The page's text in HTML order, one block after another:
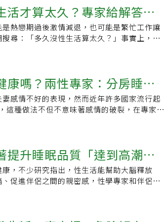
間的溫度。
釋放著各種訊息，如果你專心望著另一半幾
，會開始去思考平常沒有注意到對方的事
滴滴。兩人對視的時間要多久其實不需要糾
上這些練習，有時自尊心會讓我們不願意做
道訓練球幫助恢復私密處彈性。如果真的不
查一下私密處外部的狀況，顏色看起來如
天照鏡子看自己的臉一樣。投資美滿性生活
歲，還是能持續享受性愛的美好，重點不在於
沒有難忘的性體驗，但妳怎麼知道未來不會
性愛？這就跟肌肉訓練一樣，擁有理想的體
徑，而是日常堅持練習。保養私密處除了能維
循環有關，下半身肌肉無力通常代表髖關節的
況並進行護理不只是為了性，更是健康生活
逐漸不是負擔，而是讓夫妻倆彼此更親密、
使得兩人自然萌生下一次性愛的念頭，日常
享受性愛之後，Gibbons對於自己的身體不
遮住肚子或大腿的贅肉，六個月後，她終於
和丈夫每天做愛了，並不是因為厭倦，而是
健康穩定，不過那一年每日性愛的經驗與能
漸找到生活與性愛的步調，並了解性生活是
們是親密的伴侶，而不僅僅是負責養育孩子的
，也不會有任何一方感到生氣或不安，因為他
妻子、更好的母親、更好的女人，她也強
順遂的保證，而是當離婚或出軌等事件發生
持自信心。
係的困擾。幹雄20年來把大部分時間都投入
強調夫妻共同分擔，但幹雄認為以前風氣一
為妻子不滿的根源。幹雄承認，隨著孩子成
但既然孩子們已經獨立，現在正好能和妻子
夫碰她直到今年春季某天，幹雄聚餐後回家
。他知道小兒子不在家，就心想這或許是個
悄悄走到妻子房門口，卻聽見裡頭傳來嬌喘
接推門而入。妻子冷冷地盯著他質問怎麼隨便
床？兩人談開後，妻子坦承：「我已經完全
推給我，你只顧自己，我早就厭惡透了。只
』。從此以後，連你碰我都覺得噁心。」幹
她不肯說，於是他偷看了手機，發現是
下讓他感到很噁心，無法接受一個女人看這些
表面上還在一起，但心裡早已想分開的夫妻
活才算太久？專家給解答：
熱戀期過後激情減退，也可能是繁忙工作讓
尋：「多久沒性生活算太久？」事實上，性
士（Juliana Hauser）表示，性的重要性因
瑟博士指出，生活變化、壓力、健康狀況、
行為的頻率。如果雙方都覺得滿意，那就沒
與否。臨床心理與社工治療師塔蒂安娜里維拉
要給出一個範圍，她會將「空窗期」定義為2
）取代單純的「性行為」，因為親密互動
吻、按摩、擁抱，甚至是一起在床上聊天或
烈的親密感。「關鍵在於找出彼此需要什
」多少頻率才算健康？專家指出，性行為頻率
週2至3次最有利於維持親密，但強調「數字
康嗎？兩性專家：分房睡反
妻感情不好的表現，然而近年許多國家流行起
這種做法不但不意味著感情的破裂，在專家眼
近一半的人表示願意嘗試。「睡眠離婚」一
讓雙方獲得更好的睡眠，不論是打呼聲或是
眠品質，每個人習慣的睡覺環境和溫度也不
的解決方案就是分開睡。睡眠離婚的好處有
之間的情感，然而研究證明，分開睡事實上
獲得7個小時以上的連續休息，就可能需要考
提升睡眠品質「達到高潮」
，不少研究指出，性生活能幫助大腦釋放
、促進伴侶之間的親密感，性學專家和伴侶治
能幫助大腦釋放催產素，催產素又稱「愛情